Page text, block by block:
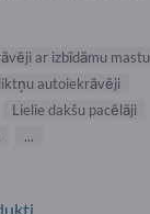
ar izbīdāmu mastu
autoiekrāvēji
Lielie dakšu pacēlāji
...